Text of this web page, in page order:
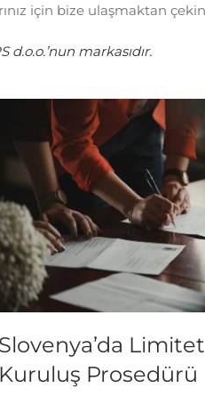
için bize ulaşmaktan
markasıdır.
Slovenya’da
Kuruluş Prosedürü